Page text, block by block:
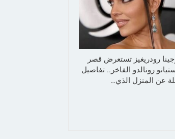
رودريغيز تستعرض قصر
رونالدو الفاخر.. تفاصيل
عن المنزل الذي…